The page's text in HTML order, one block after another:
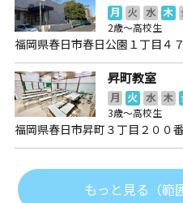
月 火 水 木
2歳～高校生
福岡県春日市春日公園１丁目
昇町教室
月 火 水 木
3歳～高校生
福岡県春日市昇町３丁目２００
もっと見る（範